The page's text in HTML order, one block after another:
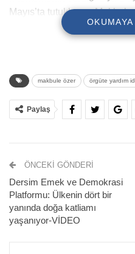
Mayıs’ta tutuklanan Makbule
ertelenmesi üzerine tahliye
ÖNCEKI
makbule özer örgüte yardım
Paylaş
ÖNCEKI GÖNDERI
Dersim Emek ve Demokrasi
Platformu: Ülkenin dört bir
yanında doğa katliamı
yaşanıyor-VİDEO